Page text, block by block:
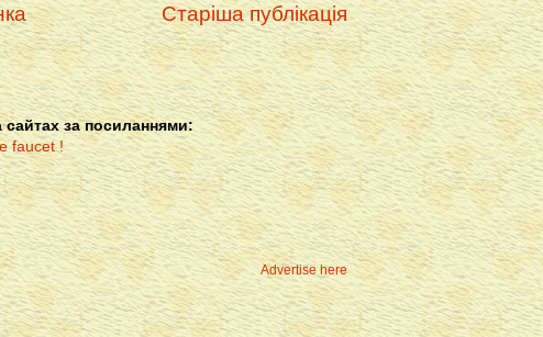
Старіша публікація
за посиланнями:
Advertise here